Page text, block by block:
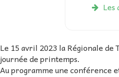
Les
Le 15 avril 2023 la Régionale de
journée de printemps.
Au programme une conférence